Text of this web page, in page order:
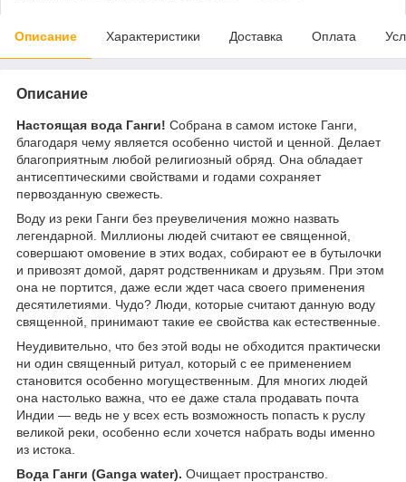
Описание Характеристики Доставка Оплата
Описание
Настоящая вода Ганги! Собрана в самом истоке Ганги,
благодаря чему является особенно чистой и ценной. Делает
благоприятным любой религиозный обряд. Она обладает
антисептическими свойствами и годами сохраняет
первозданную свежесть.
Воду из реки Ганги без преувеличения можно назвать
легендарной. Миллионы людей считают ее священной,
совершают омовение в этих водах, собирают ее в бутылочки
и привозят домой, дарят родственникам и друзьям. При этом
она не портится, даже если ждет часа своего применения
десятилетиями. Чудо? Люди, которые считают данную воду
священной, принимают такие ее свойства как естественные.
Неудивительно, что без этой воды не обходится практически
ни один священный ритуал, который с ее применением
становится особенно могущественным. Для многих людей
она настолько важна, что ее даже стала продавать почта
Индии — ведь не у всех есть возможность попасть к руслу
великой реки, особенно если хочется набрать воды именно
из истока.
Вода Ганги (Ganga water). Очищает пространство.